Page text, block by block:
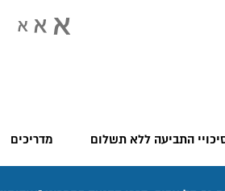
התביעה ללא תשלום מדריכים